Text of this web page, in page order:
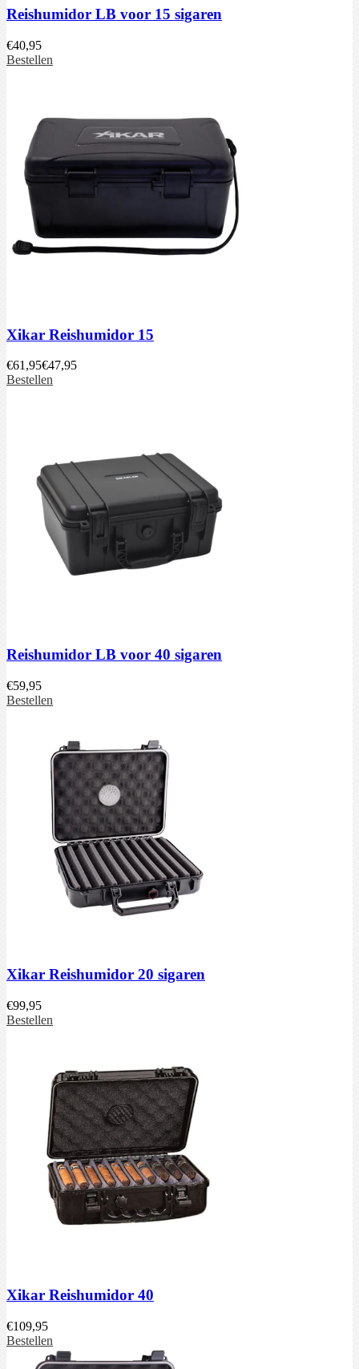
Reishumidor LB voor 15 sigaren
€40,95
Bestellen
Xikar Reishumidor 15
€61,95€47,95
Bestellen
Reishumidor LB voor 40 sigaren
€59,95
Bestellen
Xikar Reishumidor 20 sigaren
€99,95
Bestellen
Xikar Reishumidor 40
€109,95
Bestellen